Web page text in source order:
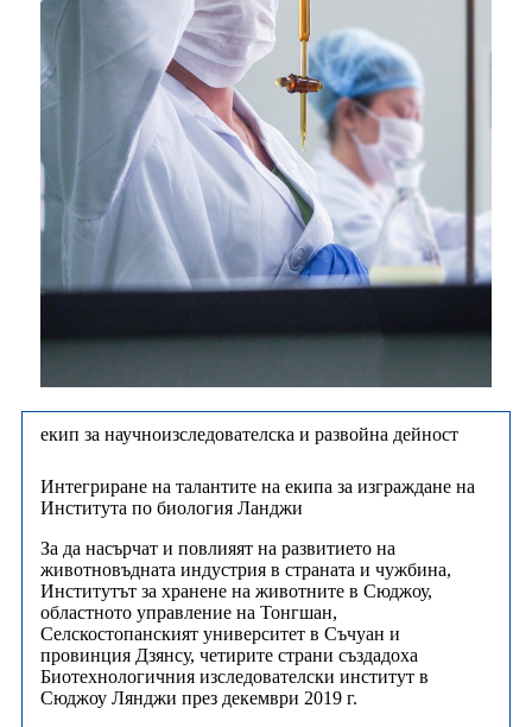
екип за научноизследователска и развойна дейност
Интегриране на талантите на екипа за изграждане на
Института по биология Ланджи
За да насърчат и повлияят на развитието на
животновъдната индустрия в страната и чужбина,
Институтът за хранене на животните в Сюджоу,
областното управление на Тонгшан,
Селскостопанският университет в Съчуан и
провинция Дзянсу, четирите страни създадоха
Биотехнологичния изследователски институт в
Сюджоу Лянджи през декември 2019 г.